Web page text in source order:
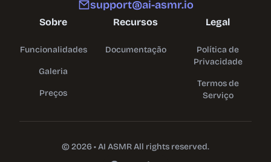
support@ai-asmr.io
Sobre
Funcionalidades
Galeria
Preços
Recursos
Documentação
Legal
Política de
Privacidade
Termos de
Serviço
©2026•AI ASMRAll rights reserved.